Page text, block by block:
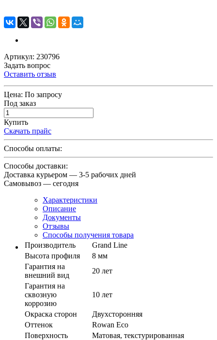
Артикул: 230796
Задать вопрос
Оставить отзыв
Цена: По запросу
Под заказ
Купить
Скачать прайс
Способы оплаты:
Способы доставки:
Доставка курьером — 3-5 рабочих дней
Самовывоз — сегодня
Характеристики
Описание
Документы
Отзывы
Способы получения товара
Производитель
Grand Line
Высота профиля
8 мм
Гарантия на
внешний вид
20 лет
Гарантия на
сквозную
коррозию
10 лет
Окраска сторон
Двухсторонняя
Оттенок
Rowan Eco
Поверхность
Матовая, текстурированная